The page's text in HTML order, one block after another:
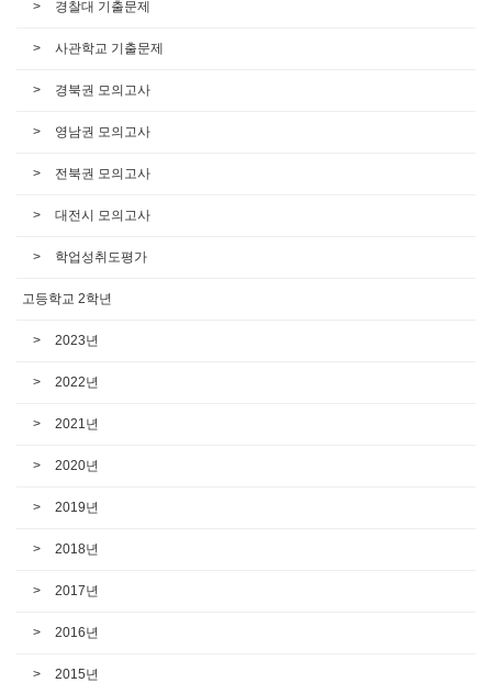
경찰대 기출문제
사관학교 기출문제
경북권 모의고사
영남권 모의고사
전북권 모의고사
대전시 모의고사
학업성취도평가
고등학교 2학년
2023년
2022년
2021년
2020년
2019년
2018년
2017년
2016년
2015년